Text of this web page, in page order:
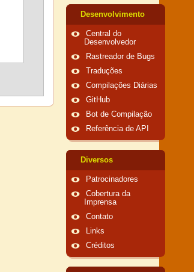
Desenvolvimento
Central do
Desenvolvedor
Rastreador de Bugs
Traduções
Compilações Diárias
GitHub
Bot de Compilação
Referência de API
Diversos
Patrocinadores
Cobertura da
Imprensa
Contato
Links
Créditos